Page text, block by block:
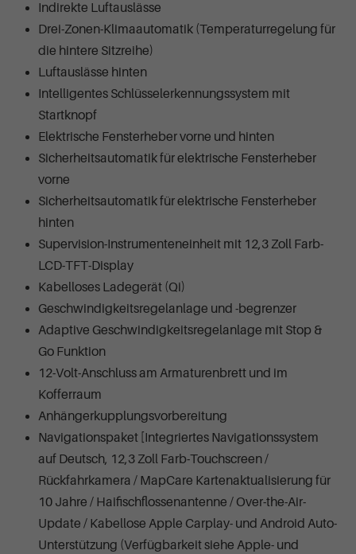
Indirekte Luftauslässe
Drei-Zonen-Klimaautomatik (Temperaturregelung für
die hintere Sitzreihe)
Luftauslässe hinten
Intelligentes Schlüsselerkennungssystem mit
Startknopf
Elektrische Fensterheber vorne und hinten
Sicherheitsautomatik für elektrische Fensterheber
vorne
Sicherheitsautomatik für elektrische Fensterheber
hinten
Supervision-Instrumenteneinheit mit 12,3 Zoll Farb-
LCD-TFT-Display
Kabelloses Ladegerät (Qi)
Geschwindigkeitsregelanlage und -begrenzer
Adaptive Geschwindigkeitsregelanlage mit Stop &
Go Funktion
12-Volt-Anschluss am Armaturenbrett und im
Kofferraum
Anhängerkupplungsvorbereitung
Navigationspaket [Integriertes Navigationssystem
auf Deutsch, 12,3 Zoll Farb-Touchscreen /
Rückfahrkamera / MapCare Kartenaktualisierung für
10 Jahre / Haifischflossenantenne / Over-the-Air-
Update / Kabellose Apple Carplay- und Android Auto-
Unterstützung (Verfügbarkeit siehe Apple- und